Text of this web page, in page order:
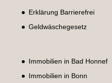
Erklärung Barrierefrei
Geldwäschegesetz
Immobilien in Bad Honnef
Immobilien in Bonn